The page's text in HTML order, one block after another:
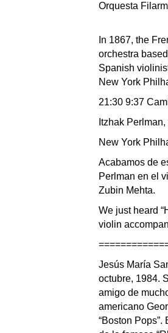
Orquesta
In 1867, the
orchestra
Spanish
New York
21:30 9:37
Itzhak
New York
Acabamos de
Perlman en el
Zubin Mehta.
We just heard
violin
Jesús María
octubre, 1984.
amigo de
americano
“Boston